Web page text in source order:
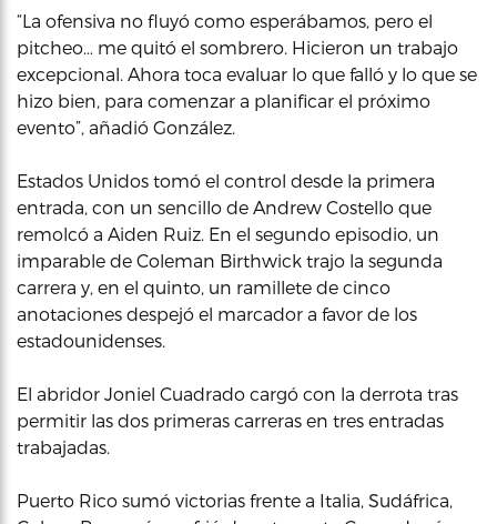
“La ofensiva no fluyó como esperábamos, pero el
pitcheo… me quitó el sombrero. Hicieron un trabajo
excepcional. Ahora toca evaluar lo que falló y lo que se
hizo bien, para comenzar a planificar el próximo
evento”, añadió González.
Estados Unidos tomó el control desde la primera
entrada, con un sencillo de Andrew Costello que
remolcó a Aiden Ruiz. En el segundo episodio, un
imparable de Coleman Birthwick trajo la segunda
carrera y, en el quinto, un ramillete de cinco
anotaciones despejó el marcador a favor de los
estadounidenses.
El abridor Joniel Cuadrado cargó con la derrota tras
permitir las dos primeras carreras en tres entradas
trabajadas.
Puerto Rico sumó victorias frente a Italia, Sudáfrica,